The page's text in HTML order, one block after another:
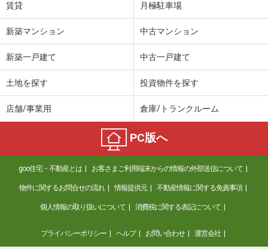
群馬県太田市高林東町
価 格
4.50万円
群馬県太田市高林東町
専有面積 36.15m²
群馬県高崎市下中居町
住 所
群馬県高崎市下中居町
専有面積
46.88m²
賃貸 月極駐車場
新築マンション 中古マンション
新築一戸建て 中古一戸建て
土地を探す 投資物件を探す
店舗/事業用 倉庫/トランクルーム
PC版へ
goo住宅・不動産とは お客さまご利用端末からの情報の外部送信について
物件に関するお問合せの流れ 情報提供元 不動産情報に関する免責事項
個人情報の取り扱いについて 消費税に関する表記について
プライバシーポリシー ヘルプ お問い合わせ 運営会社